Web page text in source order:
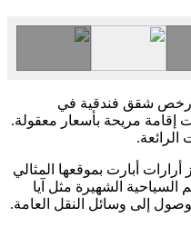
أرخص شقق فندقية في
إقامة مريحة بأسعار معقولة.
الرائعة.
أرارات أبارت بموقعها المثالي
السياحية الشهيرة مثل آيا
إلى وسائل النقل العامة.